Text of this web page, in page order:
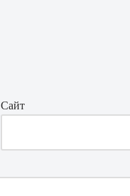
Сайт